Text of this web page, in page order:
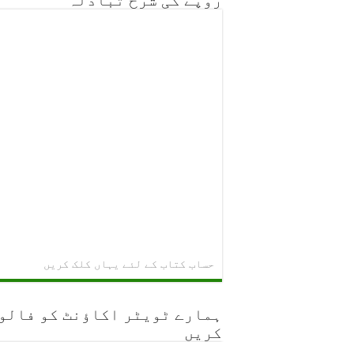
حساب کتاب کے لئے یہاں کلک کریں
ہمارے ٹویٹر اکاؤنٹ کو فالو
کریں